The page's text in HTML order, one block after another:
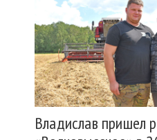
Владислав пришел